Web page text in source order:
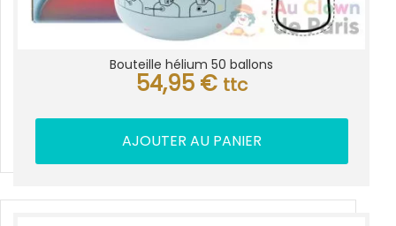
Bouteille hélium 50 ballons
54,95 € ttc
AJOUTER AU PANIER